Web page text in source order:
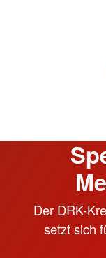
Der DRK-
setzt sich